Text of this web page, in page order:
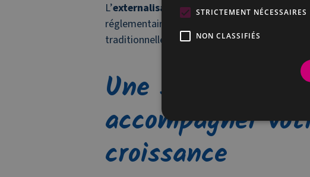
L’externalisation du courriercontribue
réglementaire tout en réduisant les risques
traditionnelle.
Une solution
accompagner
croissance
STRICTEMENT NÉCESSAIRES
NON CLASSIFIÉS